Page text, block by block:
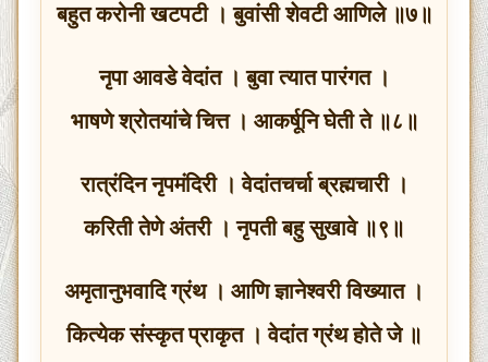
बहुत करोनी खटपटी । बुवांसी शेवटी आणिले ॥७॥
नृपा आवडे वेदांत । बुवा त्यात पारंगत ।
भाषणे श्रोतयांचे चित्त । आकर्षूनि घेती ते ॥८॥
रात्रंदिन नृपमंदिरी । वेदांतचर्चा ब्रह्मचारी ।
करिती तेणे अंतरी । नृपती बहु सुखावे ॥९॥
अमृतानुभवादि ग्रंथ । आणि ज्ञानेश्वरी विख्यात ।
कित्येक संस्कृत प्राकृत । वेदांत ग्रंथ होते जे ॥